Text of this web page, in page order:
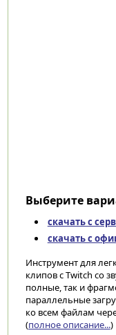
Выберите
скачать с
скачать с
Инструмент для
клипов с Twitch со
полные, так и
параллельные
ко всем файлам
(полное описание...)